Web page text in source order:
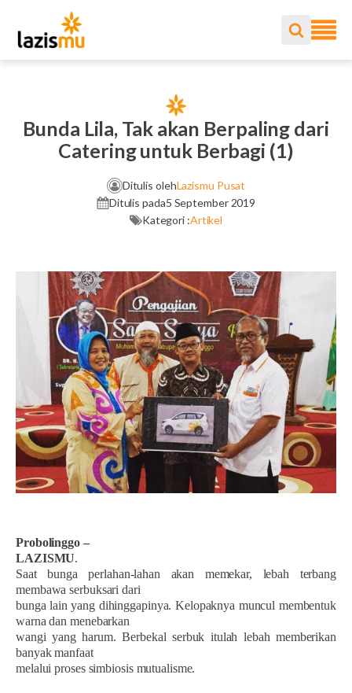
Bunda Lila, Tak akan Berpaling dari
Catering untuk Berbagi (1)
Ditulis olehLazismu Pusat
Ditulis pada5 September 2019
Kategori :Artikel
Probolinggo –
LAZISMU.
Saat bunga perlahan-lahan akan memekar, lebah terbang
membawa serbuksari dari
bunga lain yang dihinggapinya. Kelopaknya muncul membentuk
warna dan menebarkan
wangi yang harum. Berbekal serbuk itulah lebah memberikan
banyak manfaat
melalui proses simbiosis mutualisme.